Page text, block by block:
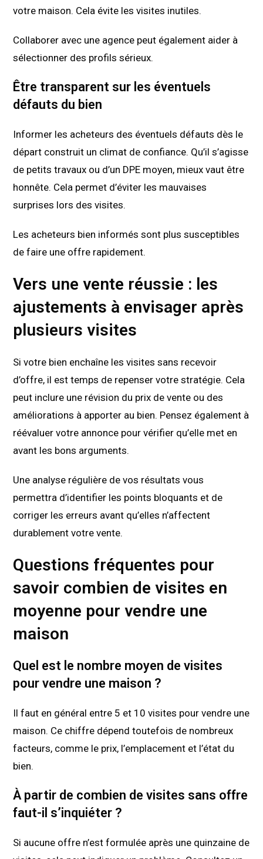
votre maison. Cela évite les visites inutiles.
Collaborer avec une agence peut également aider à
sélectionner des profils sérieux.
Être transparent sur les éventuels
défauts du bien
Informer les acheteurs des éventuels défauts dès le
départ construit un climat de confiance. Qu’il s’agisse
de petits travaux ou d’un DPE moyen, mieux vaut être
honnête. Cela permet d’éviter les mauvaises
surprises lors des visites.
Les acheteurs bien informés sont plus susceptibles
de faire une offre rapidement.
Vers une vente réussie : les
ajustements à envisager après
plusieurs visites
Si votre bien enchaîne les visites sans recevoir
d’offre, il est temps de repenser votre stratégie. Cela
peut inclure une révision du prix de vente ou des
améliorations à apporter au bien. Pensez également à
réévaluer votre annonce pour vérifier qu’elle met en
avant les bons arguments.
Une analyse régulière de vos résultats vous
permettra d’identifier les points bloquants et de
corriger les erreurs avant qu’elles n’affectent
durablement votre vente.
Questions fréquentes pour
savoir combien de visites en
moyenne pour vendre une
maison
Quel est le nombre moyen de visites
pour vendre une maison ?
Il faut en général entre 5 et 10 visites pour vendre une
maison. Ce chiffre dépend toutefois de nombreux
facteurs, comme le prix, l’emplacement et l’état du
bien.
À partir de combien de visites sans offre
faut-il s’inquiéter ?
Si aucune offre n’est formulée après une quinzaine de